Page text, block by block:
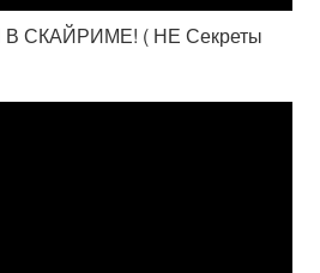
СКАЙРИМЕ! ( НЕ Секреты